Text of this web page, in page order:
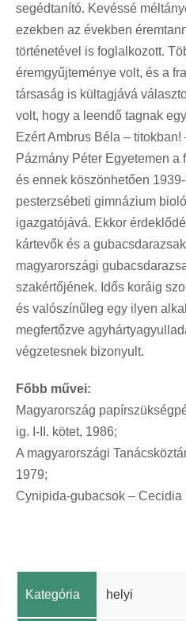
segédtanító. Kevéssé
ezekben az években
történetével is foglalkozott.
éremgyűjteménye volt, és a
társaság is kültagjává
volt, hogy a leendő tagnak
Ezért Ambrus Béla –
Pázmány Péter Egyetemen a
és ennek köszönhetően
pesterzsébeti gimnázium
igazgatójává. Ekkor
kártevők és a
magyarországi
szakértőjének. Idős koráig
és valószínűleg egy ilyen
megfertőzve
végzetesnek bizonyult.
Főbb művei:
Magyarország
ig. I-II. kötet, 1986;
A magyarországi
1979;
Cynipida-gubacsok – Cecidia
Kategória helyi